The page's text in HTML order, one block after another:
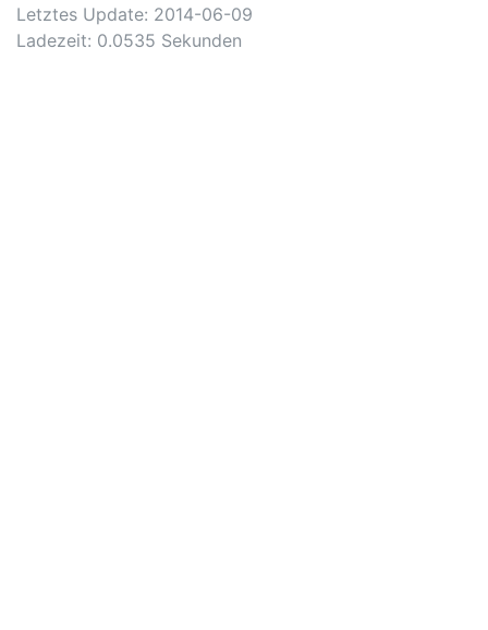
Letztes Update: 2014-06-09
Ladezeit: 0.0535 Sekunden